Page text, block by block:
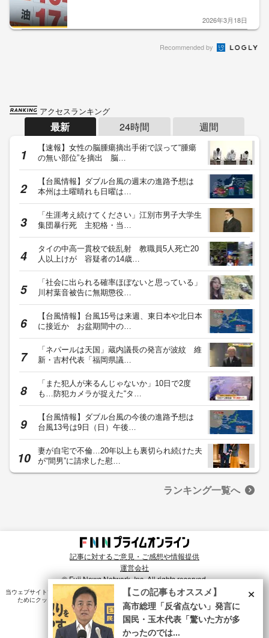
2026年3月18日
Recommended by
アクセスランキング
最新 24時間 週間
【速報】女性の脳腫瘍摘出手術で誤って“腫瘍
の無い部位”を摘出 脳…
【台風情報】ダブル台風の週末の進路予想は
本州は土曜晴れも日曜は…
「生涯考え続けてください」江別市男子大学生
集団暴行死 主犯格・当…
タイの中高一貫校で銃乱射 教職員5人死亡20
人以上けが 容疑者の14歳…
「社会に出られる確率ほぼないと思っている」
川村葉音被告に無期懲役…
【台風情報】台風15号は来週、東日本や北日本
に接近か お盆期間中の…
「ネパールは天国」蔵内議長の発言が波紋 維
新・吉村代表「福岡県議…
「また犯人が来るんじゃないか」10日で2度
も…防犯カメラが捉えた“タ…
【台風情報】ダブル台風の今後の進路予想は
台風13号は9日（日）午後…
妻が自宅で不倫…20年以上も裏切られ続けた夫
が“間男”に請求した慰…
ランキング一覧へ
記事に対するご意見・ご感想や情報提供
運営会社
© Fuji News Network, Inc. All rights reserved.
当ウェブサイトでは、ユーザのニーズ・興味・関⼼に合致したコンテンツや広告配信を提供する
ためにクッキーを使⽤しています。詳細は、
プライバシーポリシー をご確認ください。×
【この記事もオススメ】
高市総理「反省点ない」発言に
国民・玉木代表「驚いた方が多
かったのでは...